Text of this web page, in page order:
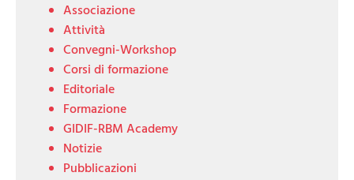
Associazione
Attività
Convegni-Workshop
Corsi di formazione
Editoriale
Formazione
GIDIF-RBM Academy
Notizie
Pubblicazioni